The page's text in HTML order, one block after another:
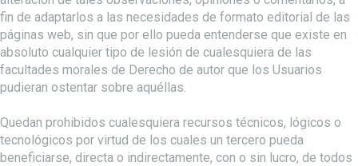
fin de adaptarlos a las necesidades de formato editorial de las
páginas web, sin que por ello pueda entenderse que existe en
absoluto cualquier tipo de lesión de cualesquiera de las
facultades morales de Derecho de autor que los Usuarios
pudieran ostentar sobre aquéllas.
Quedan prohibidos cualesquiera recursos técnicos, lógicos o
tecnológicos por virtud de los cuales un tercero pueda
beneficiarse, directa o indirectamente, con o sin lucro, de todos